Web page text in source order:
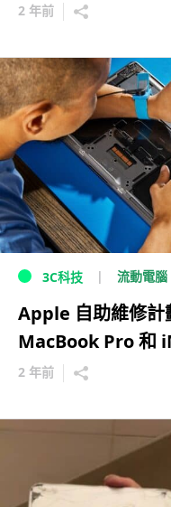
2 年前
3C科技 流動電腦
Apple 自助維修
MacBook Pro 和
2 年前